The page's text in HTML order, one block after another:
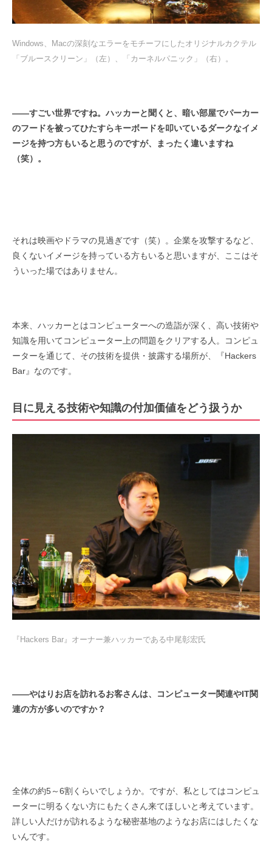
Windows、Macの深刻なエラーをモチーフにしたオリジナルカクテル
「ブルースクリーン」（左）、「カーネルパニック」（右）。
――すごい世界ですね。ハッカーと聞くと、暗い部屋でパーカー
のフードを被ってひたすらキーボードを叩いているダークなイメ
ージを持つ方もいると思うのですが、まったく違いますね
（笑）。
それは映画やドラマの見過ぎです（笑）。企業を攻撃するなど、
良くないイメージを持っている方もいると思いますが、ここはそ
ういった場ではありません。
本来、ハッカーとはコンピューターへの造詣が深く、高い技術や
知識を用いてコンピューター上の問題をクリアする人。コンピュ
ーターを通じて、その技術を提供・披露する場所が、『Hackers
Bar』なのです。
目に見える技術や知識の付加価値をどう扱うか
『Hackers Bar』オーナー兼ハッカーである中尾彰宏氏
――やはりお店を訪れるお客さんは、コンピューター関連やIT関
連の方が多いのですか？
全体の約5～6割くらいでしょうか。ですが、私としてはコンピュ
ーターに明るくない方にもたくさん来てほしいと考えています。
詳しい人だけが訪れるような秘密基地のようなお店にはしたくな
いんです。